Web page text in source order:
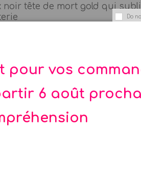
Do
pour vos
6 août
tête de mort gold qui